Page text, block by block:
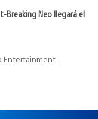
Breaking Neo llegará el
Entertainment